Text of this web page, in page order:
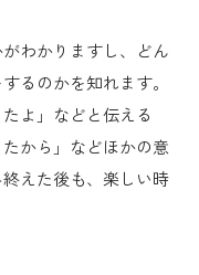
わかりますし、どん
るのかを知れます。
よ」などと伝える
から」などほかの意
えた後も、楽しい時